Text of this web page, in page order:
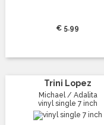
€ 5.99
Trini Lopez
Michael / Adalita
vinyl single 7 inch